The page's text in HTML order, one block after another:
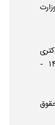
شهرسازی دانشگاه آزاد ۱۴۰۳ -